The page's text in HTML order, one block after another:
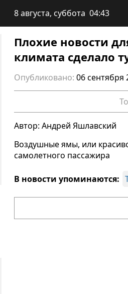
8 августа, суббота 04:43
Плохие новости
климата сделало
Опубликовано: 06 сентября
Автор: Андрей Яшлавский
Воздушные ямы, или
самолетного пассажира
В новости упоминаются: